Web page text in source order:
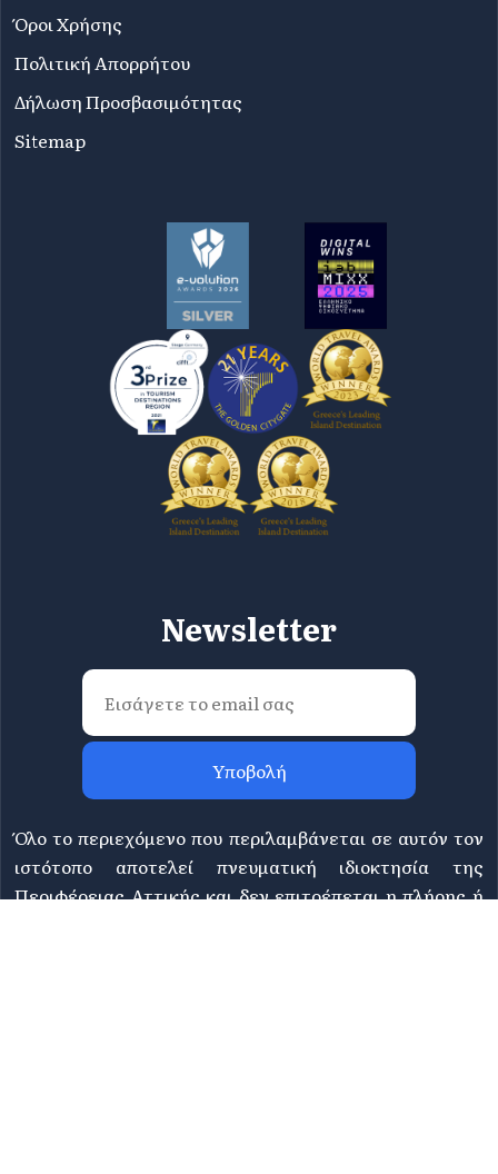
Όροι Χρήσης
Πολιτική Απορρήτου
Δήλωση Προσβασιμότητας
Sitemap
Newsletter
Υποβολή
Όλο το περιεχόμενο που περιλαμβάνεται σε αυτόν τον
ιστότοπο αποτελεί πνευματική ιδιοκτησία της
Περιφέρειας Αττικής και δεν επιτρέπεται η πλήρης ή